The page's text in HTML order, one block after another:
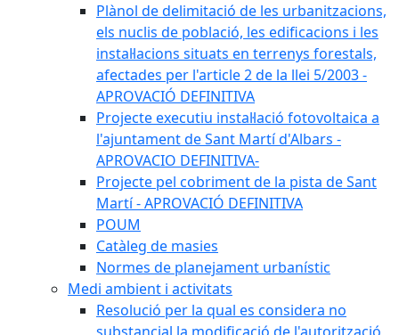
Plànol de delimitació de les urbanitzacions,
els nuclis de població, les edificacions i les
instal·lacions situats en terrenys forestals,
afectades per l'article 2 de la llei 5/2003 -
APROVACIÓ DEFINITIVA
Projecte executiu instal·lació fotovoltaica a
l'ajuntament de Sant Martí d'Albars -
APROVACIO DEFINITIVA-
Projecte pel cobriment de la pista de Sant
Martí - APROVACIÓ DEFINITIVA
POUM
Catàleg de masies
Normes de planejament urbanístic
Medi ambient i activitats
Resolució per la qual es considera no